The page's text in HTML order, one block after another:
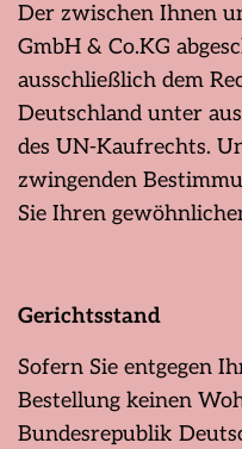
Der zwischen Ihnen
GmbH & Co.KG
ausschließlich dem
Deutschland unter
des UN-Kaufrechts.
zwingenden
Sie Ihren
Gerichtsstand
Sofern Sie entgegen
Bestellung keinen
Bundesrepublik